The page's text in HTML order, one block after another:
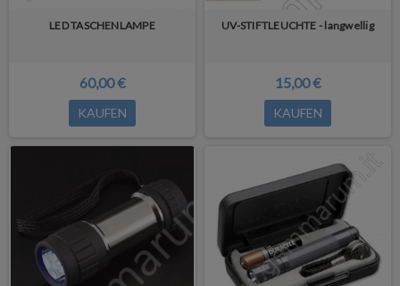
LED TASCHENLAMPE
60,00 €
KAUFEN
UV-STIFTLEUCHTE - langwellig
15,00 €
KAUFEN